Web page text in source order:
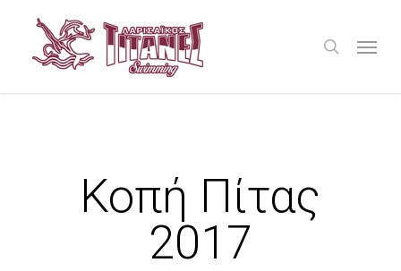
search
Menu
Κοπή Πίτας
2017